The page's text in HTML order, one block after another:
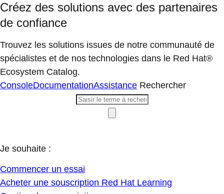
Créez des solutions avec des partenaires
de confiance
Trouvez les solutions issues de notre communauté de
spécialistes et de nos technologies dans le Red Hat®
Ecosystem Catalog.
ConsoleDocumentationAssistance Rechercher
Je souhaite :
Commencer un essai
Acheter une souscription Red Hat Learning